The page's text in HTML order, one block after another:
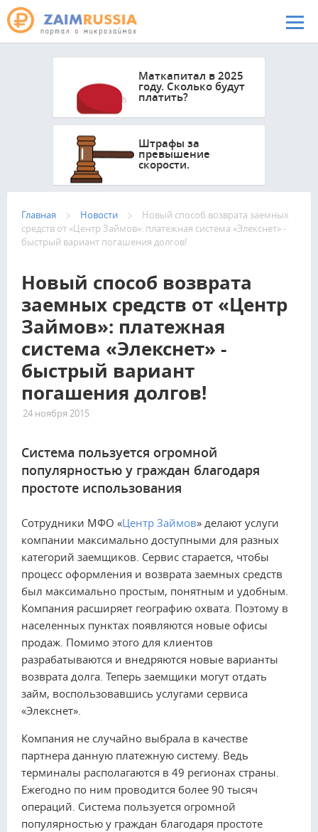
Перейти к основному содержанию
Маткапитал в 2025
году. Сколько будут
платить?
Штрафы за
превышение
скорости.
Главная Новости
Новый способ возврата заемных
средств от «Центр Займов»: платежная система «Элекснет» -
быстрый вариант погашения долгов!
Новый способ возврата
заемных средств от «Центр
Займов»: платежная
система «Элекснет» -
быстрый вариант
погашения долгов!
24 ноября 2015
Система пользуется огромной
популярностью у граждан благодаря
простоте использования
Сотрудники МФО «Центр Займов» делают услуги
компании максимально доступными для разных
категорий заемщиков. Сервис старается, чтобы
процесс оформления и возврата заемных средств
был максимально простым, понятным и удобным.
Компания расширяет географию охвата. Поэтому в
населенных пунктах появляются новые офисы
продаж. Помимо этого для клиентов
разрабатываются и внедряются новые варианты
возврата долга. Теперь заемщики могут отдать
займ, воспользовавшись услугами сервиса
«Элекснет».
Компания не случайно выбрала в качестве
партнера данную платежную систему. Ведь
терминалы располагаются в 49 регионах страны.
Ежегодно по ним проводится более 90 тысяч
операций. Система пользуется огромной
популярностью у граждан благодаря простоте